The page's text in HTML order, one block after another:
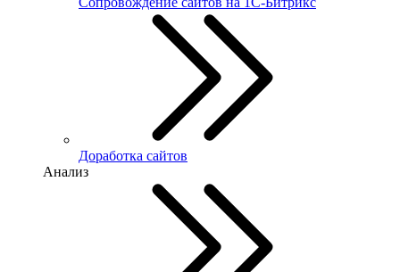
Доработка сайтов
Анализ